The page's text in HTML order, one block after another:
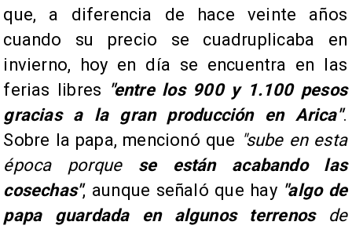
que, a diferencia de hace veinte años
cuando su precio se cuadruplicaba en
invierno, hoy en día se encuentra en las
ferias libres "entre los 900 y 1.100 pesos
gracias a la gran producción en Arica".
Sobre la papa, mencionó que "sube en esta
época porque se están acabando las
cosechas", aunque señaló que hay "algo de
papa guardada en algunos terrenosde